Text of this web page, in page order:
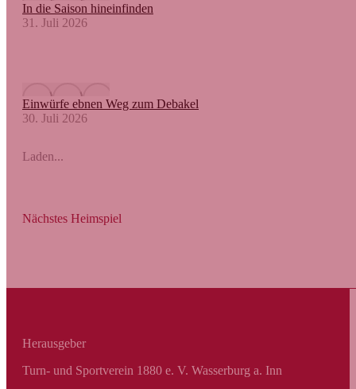
In die Saison hineinfinden
31. Juli 2026
Einwürfe ebnen Weg zum Debakel
30. Juli 2026
Laden...
Nächstes Heimspiel
Herausgeber
Turn- und Sportverein 1880 e. V. Wasserburg a. Inn